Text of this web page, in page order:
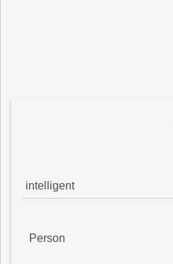
intelligent
Person